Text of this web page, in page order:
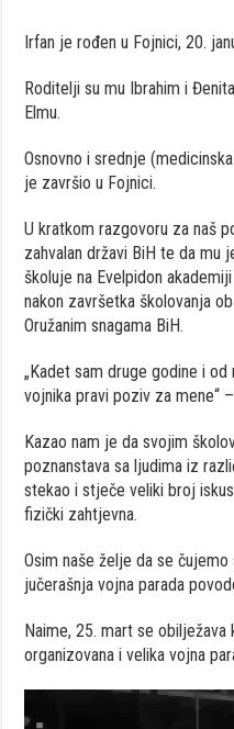
Irfan je rođen u Fojnici, 20.
Roditelji su mu Ibrahim i
Elmu.
Osnovno i srednje
je završio u Fojnici.
U kratkom razgovoru za naš
zahvalan državi BiH te da mu
školuje na Evelpidon
nakon završetka školovanja
Oružanim snagama BiH.
„Kadet sam druge godine i
vojnika pravi poziv za mene“
Kazao nam je da svojim
poznanstava sa ljudima iz
stekao i stječe veliki broj
fizički zahtjevna.
Osim naše želje da se
jučerašnja vojna parada
Naime, 25. mart se
organizovana i velika vojna